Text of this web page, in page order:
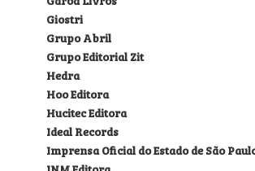
Giostri
Grupo Abril
Grupo Editorial Zit
Hedra
Hoo Editora
Hucitec Editora
Ideal Records
Imprensa Oficial do Estado de São